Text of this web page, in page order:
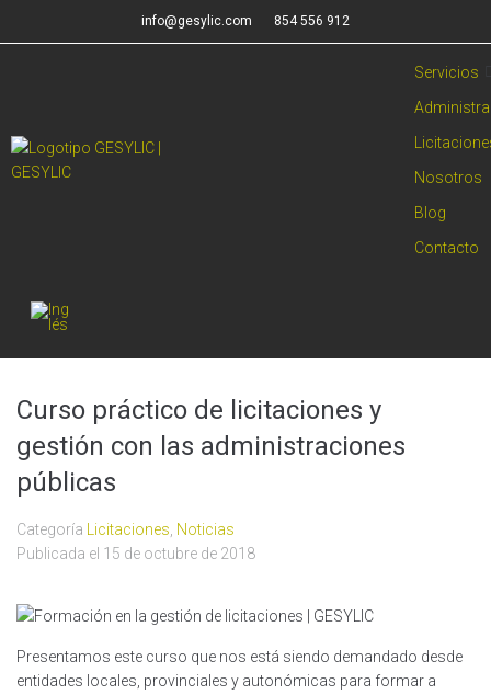
info@gesylic.com 854 556 912
Servicios
Nosotros
Blog
Contacto
Curso práctico de licitaciones y
gestión con las administraciones
públicas
Categoría Licitaciones Noticias
Publicada el 15 de octubre de 2018
Presentamos este curso que nos está siendo demandado desde
entidades locales, provinciales y autonómicas para formar a